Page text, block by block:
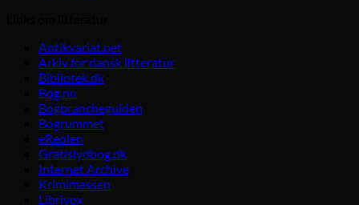
Antikvariat.net
Arkiv for dansk litteratur
Bibliotek.dk
Bog.nu
Bogbrancheguiden
Bogrummet
eReolen
Gratislydbog.dk
Internet Archive
Krimimessen
Librivox